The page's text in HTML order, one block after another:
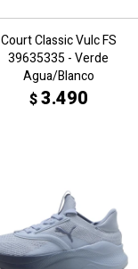
Court Classic Vulc FS
39635335 - Verde
Agua/Blanco
$3.490